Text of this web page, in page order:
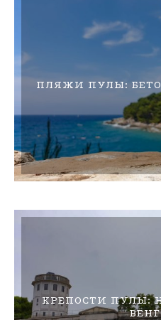
ПЛЯЖИ ПУЛЫ:
КРЕПОСТИ ПУЛЫ: